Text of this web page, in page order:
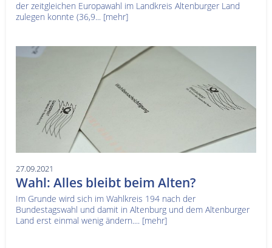
der zeitgleichen Europawahl im Landkreis Altenburger Land
zulegen konnte (36,9... [mehr]
27.09.2021
Wahl: Alles bleibt beim Alten?
Im Grunde wird sich im Wahlkreis 194 nach der
Bundestagswahl und damit in Altenburg und dem Altenburger
Land erst einmal wenig ändern.... [mehr]